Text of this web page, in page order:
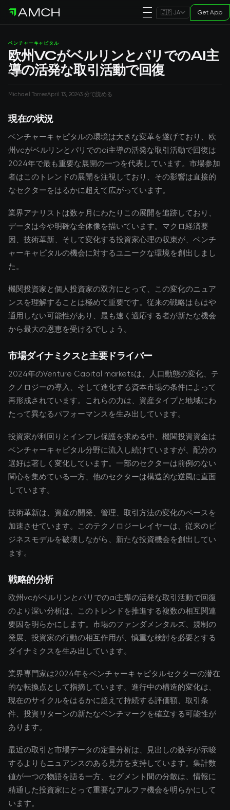
🇯🇵 JA Get App
ベンチャーキャピタル
欧州VCがベルリンとパリでのAI主
導の活発な取引活動で回復
Michael TorresApril 13, 20243 分で読める
現在の状況
ベンチャーキャピタルの環境は大きな変革を遂げており、欧
州vcがベルリンとパリでのai主導の活発な取引活動で回復は
2024年で最も重要な展開の一つを代表しています。市場参加
者はこのトレンドの展開を注視しており、その影響は直接的
なセクターをはるかに超えて広がっています。
業界アナリストは数ヶ月にわたりこの展開を追跡しており、
データは今や明確な全体像を描いています。マクロ経済要
因、技術革新、そして変化する投資家心理の収束が、ベンチ
ャーキャピタルの機会に対するユニークな環境を創出しまし
た。
機関投資家と個人投資家の双方にとって、この変化のニュア
ンスを理解することは極めて重要です。従来の戦略はもはや
通用しない可能性があり、最も速く適応する者が新たな機会
から最大の恩恵を受けるでしょう。
市場ダイナミクスと主要ドライバー
2024年のVenture Capital marketsは、人口動態の変化、テ
クノロジーの導入、そして進化する資本市場の条件によって
再形成されています。これらの力は、資産タイプと地域にわ
たって異なるパフォーマンスを生み出しています。
投資家が利回りとインフレ保護を求める中、機関投資資金は
ベンチャーキャピタル分野に流入し続けていますが、配分の
選好は著しく変化しています。一部のセクターは前例のない
関心を集めている一方、他のセクターは構造的な逆風に直面
しています。
技術革新は、資産の開発、管理、取引方法の変化のペースを
加速させています。このテクノロジーレイヤーは、従来のビ
ジネスモデルを破壊しながら、新たな投資機会を創出してい
ます。
戦略的分析
欧州vcがベルリンとパリでのai主導の活発な取引活動で回復
のより深い分析は、このトレンドを推進する複数の相互関連
要因を明らかにします。市場のファンダメンタルズ、規制の
発展、投資家の行動の相互作用が、慎重な検討を必要とする
ダイナミクスを生み出しています。
業界専門家は2024年をベンチャーキャピタルセクターの潜在
的な転換点として指摘しています。進行中の構造的変化は、
現在のサイクルをはるかに超えて持続する評価額、取引条
件、投資リターンの新たなベンチマークを確立する可能性が
あります。
最近の取引と市場データの定量分析は、見出しの数字が示唆
するよりもニュアンスのある見方を支持しています。集計数
値が一つの物語を語る一方、セグメント間の分散は、情報に
精通した投資家にとって重要なアルファ機会を明らかにして
います。